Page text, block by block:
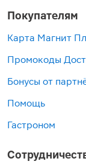
Покупателям
Карта Магнит
Промокоды
Бонусы от
Помощь
Гастроном